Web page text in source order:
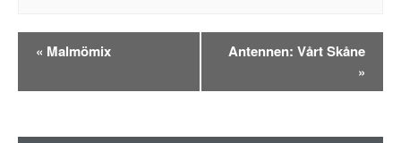
Evenemangsnavigation
« Malmömix
Antennen: Vårt Skåne
»